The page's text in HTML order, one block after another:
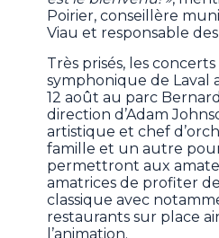
Poirier, conseillère
Viau et responsable
Très prisés, les
symphonique de Laval
12 août au parc
direction d’Adam
artistique et chef
famille et un autre
permettront aux
amatrices de profiter
classique avec
restaurants sur place
l’animation.